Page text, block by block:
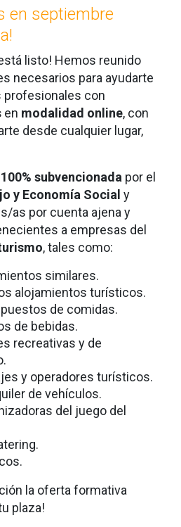
en septiembre
listo! Hemos reunido
necesarios para ayudarte
profesionales con
en modalidad online, con
desde cualquier lugar,
100% subvencionada por el
y Economía Social y
as por cuenta ajena y
a empresas del
, tales como:
similares.
alojamientos turísticos.
de comidas.
de bebidas.
recreativas y de
y operadores turísticos.
de vehículos.
del juego del
la oferta formativa
plaza!